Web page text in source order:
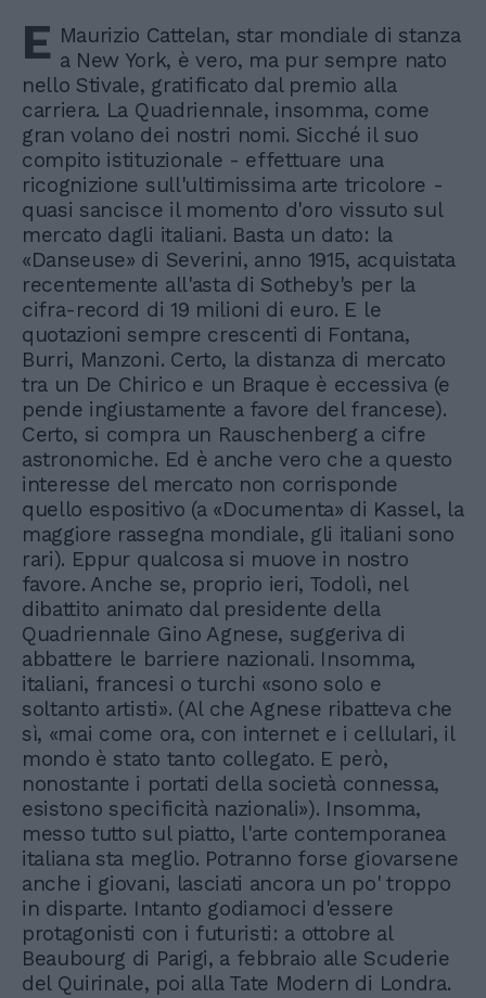
E Maurizio Cattelan, star mondiale di stanza
a New York, è vero, ma pur sempre nato
nello Stivale, gratificato dal premio alla
carriera. La Quadriennale, insomma, come
gran volano dei nostri nomi. Sicché il suo
compito istituzionale - effettuare una
ricognizione sull'ultimissima arte tricolore -
quasi sancisce il momento d'oro vissuto sul
mercato dagli italiani. Basta un dato: la
«Danseuse» di Severini, anno 1915, acquistata
recentemente all'asta di Sotheby's per la
cifra-record di 19 milioni di euro. E le
quotazioni sempre crescenti di Fontana,
Burri, Manzoni. Certo, la distanza di mercato
tra un De Chirico e un Braque è eccessiva (e
pende ingiustamente a favore del francese).
Certo, si compra un Rauschenberg a cifre
astronomiche. Ed è anche vero che a questo
interesse del mercato non corrisponde
quello espositivo (a «Documenta» di Kassel, la
maggiore rassegna mondiale, gli italiani sono
rari). Eppur qualcosa si muove in nostro
favore. Anche se, proprio ieri, Todolì, nel
dibattito animato dal presidente della
Quadriennale Gino Agnese, suggeriva di
abbattere le barriere nazionali. Insomma,
italiani, francesi o turchi «sono solo e
soltanto artisti». (Al che Agnese ribatteva che
sì, «mai come ora, con internet e i cellulari, il
mondo è stato tanto collegato. E però,
nonostante i portati della società connessa,
esistono specificità nazionali»). Insomma,
messo tutto sul piatto, l'arte contemporanea
italiana sta meglio. Potranno forse giovarsene
anche i giovani, lasciati ancora un po' troppo
in disparte. Intanto godiamoci d'essere
protagonisti con i futuristi: a ottobre al
Beaubourg di Parigi, a febbraio alle Scuderie
del Quirinale, poi alla Tate Modern di Londra.